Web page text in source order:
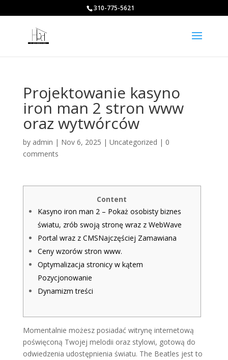
310-775-5621
Projektowanie kasyno
iron man 2 stron www
oraz wytwórców
by admin | Nov 6, 2025 | Uncategorized | 0
comments
Content
Kasyno iron man 2 – Pokaż osobisty biznes
światu, zrób swoją stronę wraz z WebWave
Portal wraz z CMSNajczęściej Zamawiana
Ceny wzorów stron www.
Optymalizacja stronicy w kątem
Pozycjonowanie
Dynamizm treści
Momentalnie możesz posiadać witrynę internetową
poświęconą Twojej melodii oraz stylowi, gotową do
odwiedzenia udostępnienia światu. The Beatles jest to